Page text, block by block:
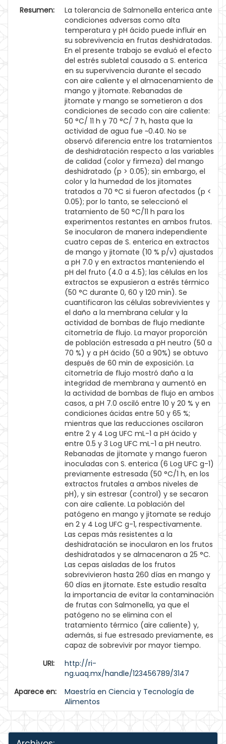
Resumen:
La tolerancia de Salmonella enterica ante
condiciones adversas como alta
temperatura y pH ácido puede influir en
su sobrevivencia en frutas deshidratadas.
En el presente trabajo se evaluó el efecto
del estrés subletal causado a S. enterica
en su supervivencia durante el secado
con aire caliente y el almacenamiento de
mango y jitomate. Rebanadas de
jitomate y mango se sometieron a dos
condiciones de secado con aire caliente:
50 °C/ 11 h y 70 °C/ 7 h, hasta que la
actividad de agua fue ~0.40. No se
observó diferencia entre los tratamientos
de deshidratación respecto a las variables
de calidad (color y firmeza) del mango
deshidratado (p > 0.05); sin embargo, el
color y la humedad de los jitomates
tratados a 70 °C si fueron afectados (p <
0.05); por lo tanto, se seleccionó el
tratamiento de 50 °C/11 h para los
experimentos restantes en ambos frutos.
Se inocularon de manera independiente
cuatro cepas de S. enterica en extractos
de mango y jitomate (10 % p/v) ajustados
a pH 7.0 y en extractos manteniendo el
pH del fruto (4.0 a 4.5); las células en los
extractos se expusieron a estrés térmico
(50 °C durante 0, 60 y 120 min). Se
cuantificaron las células sobrevivientes y
el daño a la membrana celular y la
actividad de bombas de flujo mediante
citometría de flujo. La mayor proporción
de población estresada a pH neutro (50 a
70 %) y a pH ácido (50 a 90%) se obtuvo
después de 60 min de exposición. La
citometría de flujo mostró daño a la
integridad de membrana y aumentó en
la actividad de bombas de flujo en ambos
casos, a pH 7.0 osciló entre 10 y 20 % y en
condiciones ácidas entre 50 y 65 %;
mientras que las reducciones oscilaron
entre 2 y 4 Log UFC mL-1 a pH ácido y
entre 0.5 y 3 Log UFC mL-1 a pH neutro.
Rebanadas de jitomate y mango fueron
inoculadas con S. enterica (6 Log UFC g-1)
previamente estresada (50 °C/1 h, en los
extractos frutales a ambos niveles de
pH), y sin estresar (control) y se secaron
con aire caliente. La población del
patógeno en mango y jitomate se redujo
en 2 y 4 Log UFC g-1, respectivamente.
Las cepas más resistentes a la
deshidratación se inocularon en los frutos
deshidratados y se almacenaron a 25 °C.
Las cepas aisladas de los frutos
sobrevivieron hasta 260 días en mango y
60 días en jitomate. Este estudio resalta
la importancia de evitar la contaminación
de frutas con Salmonella, ya que el
patógeno no se elimina con el
tratamiento térmico (aire caliente) y,
además, si fue estresado previamente, es
capaz de sobrevivir por mayor tiempo.
URI:
http://ri-
ng.uaq.mx/handle/123456789/3147
Aparece en:
Maestría en Ciencia y Tecnología de
Alimentos